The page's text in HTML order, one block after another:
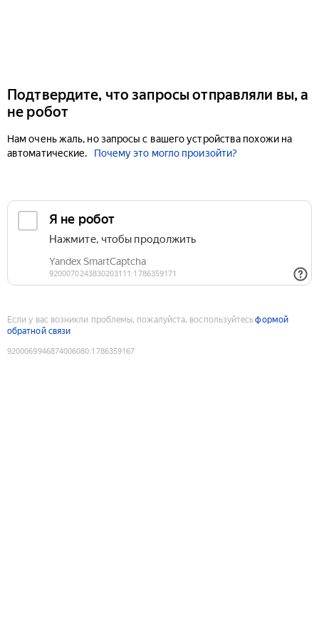
Подтвердите, что запросы отправляли вы, а
не робот
Нам очень жаль, но запросы с вашего устройства похожи на
автоматические.
Почему это могло произойти?
Если у вас возникли проблемы, пожалуйста, воспользуйтесьформой
обратной связи
9200069946874006080:1786359167